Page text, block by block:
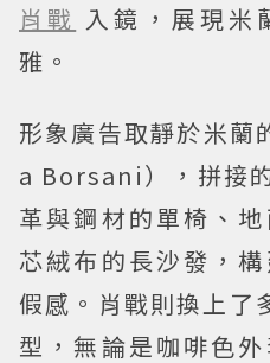
肖戰 入鏡，展現米
雅。
形象廣告取靜於米
a Borsani），拼接
革與鋼材的單椅、
芯絨布的長沙發，
假感。肖戰則換上
型，無論是咖啡色